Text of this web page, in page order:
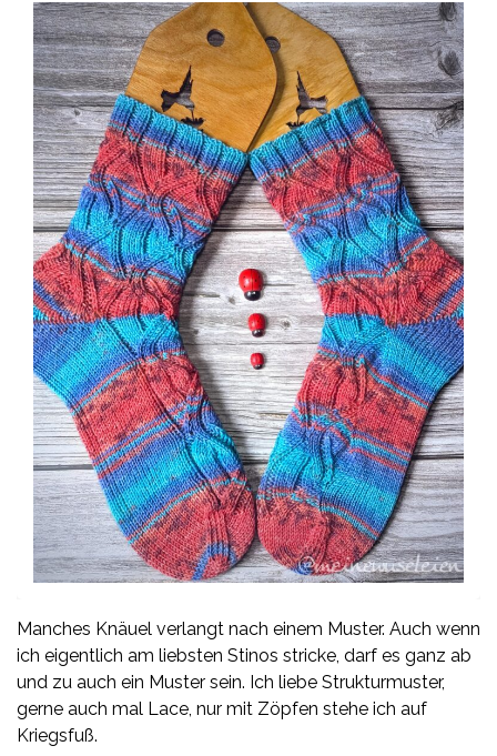
Manches Knäuel verlangt nach einem Muster. Auch wenn
ich eigentlich am liebsten Stinos stricke, darf es ganz ab
und zu auch ein Muster sein. Ich liebe Strukturmuster,
gerne auch mal Lace, nur mit Zöpfen stehe ich auf
Kriegsfuß.